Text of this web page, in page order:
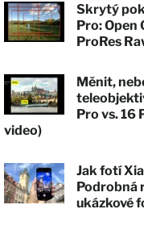
Skrytý
Pro: Open
ProRes
Měnit,
Pro vs. 16
video)
Jak fotí
Podrobná
ukázkové